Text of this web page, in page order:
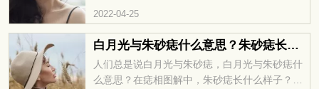
痣。，而关于朱砂痣是说红痣。那么女人的朱砂
痣都长在哪里呢？朱砂痣对女人有什么寓意
吗？...
2022-04-25
白月光与朱砂痣什么意思？朱砂痣长什么样子
人们总是说白月光与朱砂痣，白月光与朱砂痣什
么意思？在痣相图解中，朱砂痣长什么样子？华